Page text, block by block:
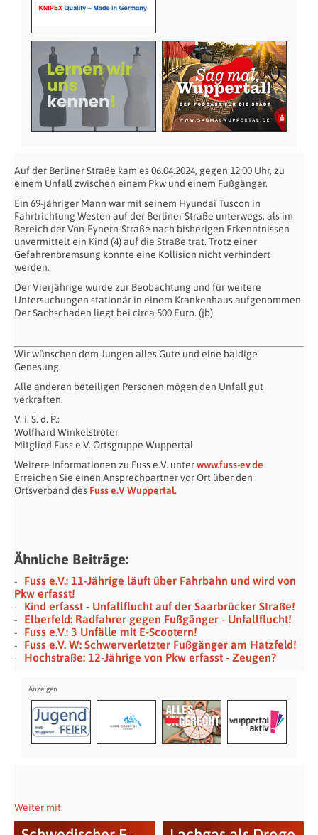
Auf der Berliner Straße kam es 06.04.2024, gegen 12:00 Uhr, zu
einem Unfall zwischen einem Pkw und einem Fußgänger.
Ein 69-jähriger Mann war mit seinem Hyundai Tuscon in
Fahrtrichtung Westen auf der Berliner Straße unterwegs, als im
Bereich der Von-Eynern-Straße nach bisherigen Erkenntnissen
unvermittelt ein Kind (4) auf die Straße trat. Trotz einer
Gefahrenbremsung konnte eine Kollision nicht verhindert
werden.
Der Vierjährige wurde zur Beobachtung und für weitere
Untersuchungen stationär in einem Krankenhaus aufgenommen.
Der Sachschaden liegt bei circa 500 Euro. (jb)
Wir wünschen dem Jungen alles Gute und eine baldige
Genesung.
Alle anderen beteiligen Personen mögen den Unfall gut
verkraften.
V. i. S. d. P.:
Wolfhard Winkelströter
Mitglied Fuss e.V. Ortsgruppe Wuppertal
Weitere Informationen zu Fuss e.V. unterwww.fuss-ev.de
Erreichen Sie einen Ansprechpartner vor Ort über den
Ortsverband des Fuss e.V Wuppertal.
Ähnliche Beiträge:
Fuss e.V.: 11-Jährige läuft über Fahrbahn und wird von
Pkw erfasst!
Kind erfasst - Unfallflucht auf der Saarbrücker Straße!
Elberfeld: Radfahrer gegen Fußgänger - Unfallflucht!
Fuss e.V.: 3 Unfälle mit E-Scootern!
Fuss e.V. W: Schwerverletzter Fußgänger am Hatzfeld!
Hochstraße: 12-Jährige von Pkw erfasst - Zeugen?
Weiter mit: